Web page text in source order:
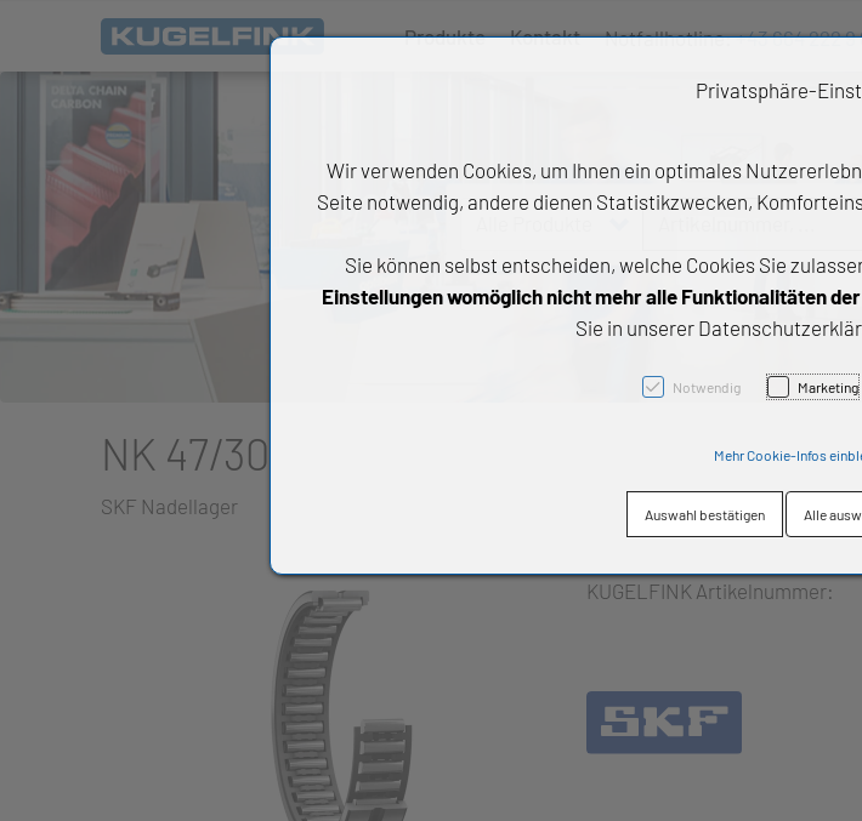
Produkte Kontakt Notfallhotline:+43 664 222 9
Alle Produkte
Wälz- und Gleitlager
Antriebstechnik
Chemische Produkte
Alle Produkte
NK 47/30
SKF Nadellager
KUGELFINK Artikelnummer:
Privatsphäre-
Wir verwenden Cookies, um Ihnen ein optimales
Seite notwendig, andere dienen Statistikzwecken,
Sie können selbst entscheiden, welche Cookies Sie
Einstellungen womöglich nicht mehr alle Funktionalitäten
Sie in unserer
Notwendig Marketing
Mehr Cookie-Infos
Auswahl bestätigen Alle